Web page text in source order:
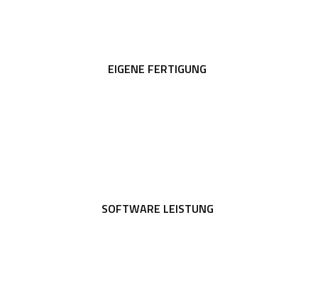
EIGENE FERTIGUNG
SOFTWARE LEISTUNG